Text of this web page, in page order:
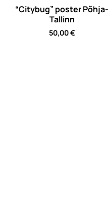
“Citybug” poster Põhja-
Tallinn
50,00€